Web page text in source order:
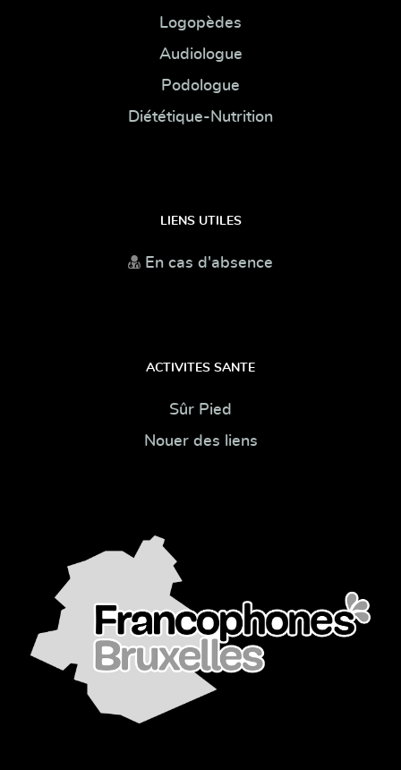
Logopèdes
Audiologue
Podologue
Diététique-Nutrition
LIENS UTILES
En cas d'absence
ACTIVITES SANTE
Sûr Pied
Nouer des liens